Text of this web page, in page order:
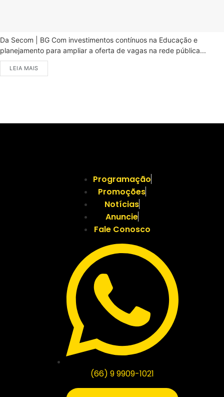
Da Secom | BG Com investimentos contínuos na Educação e
planejamento para ampliar a oferta de vagas na rede pública...
LEIA MAIS
Programação
Promoções
Notícias
Anuncie
Fale Conosco
(66) 9 9909-1021